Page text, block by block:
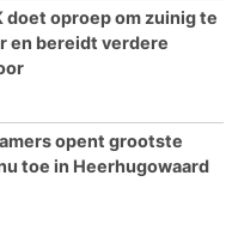
doet oproep om zuinig te
en bereidt verdere
opent grootste
toe in Heerhugowaard